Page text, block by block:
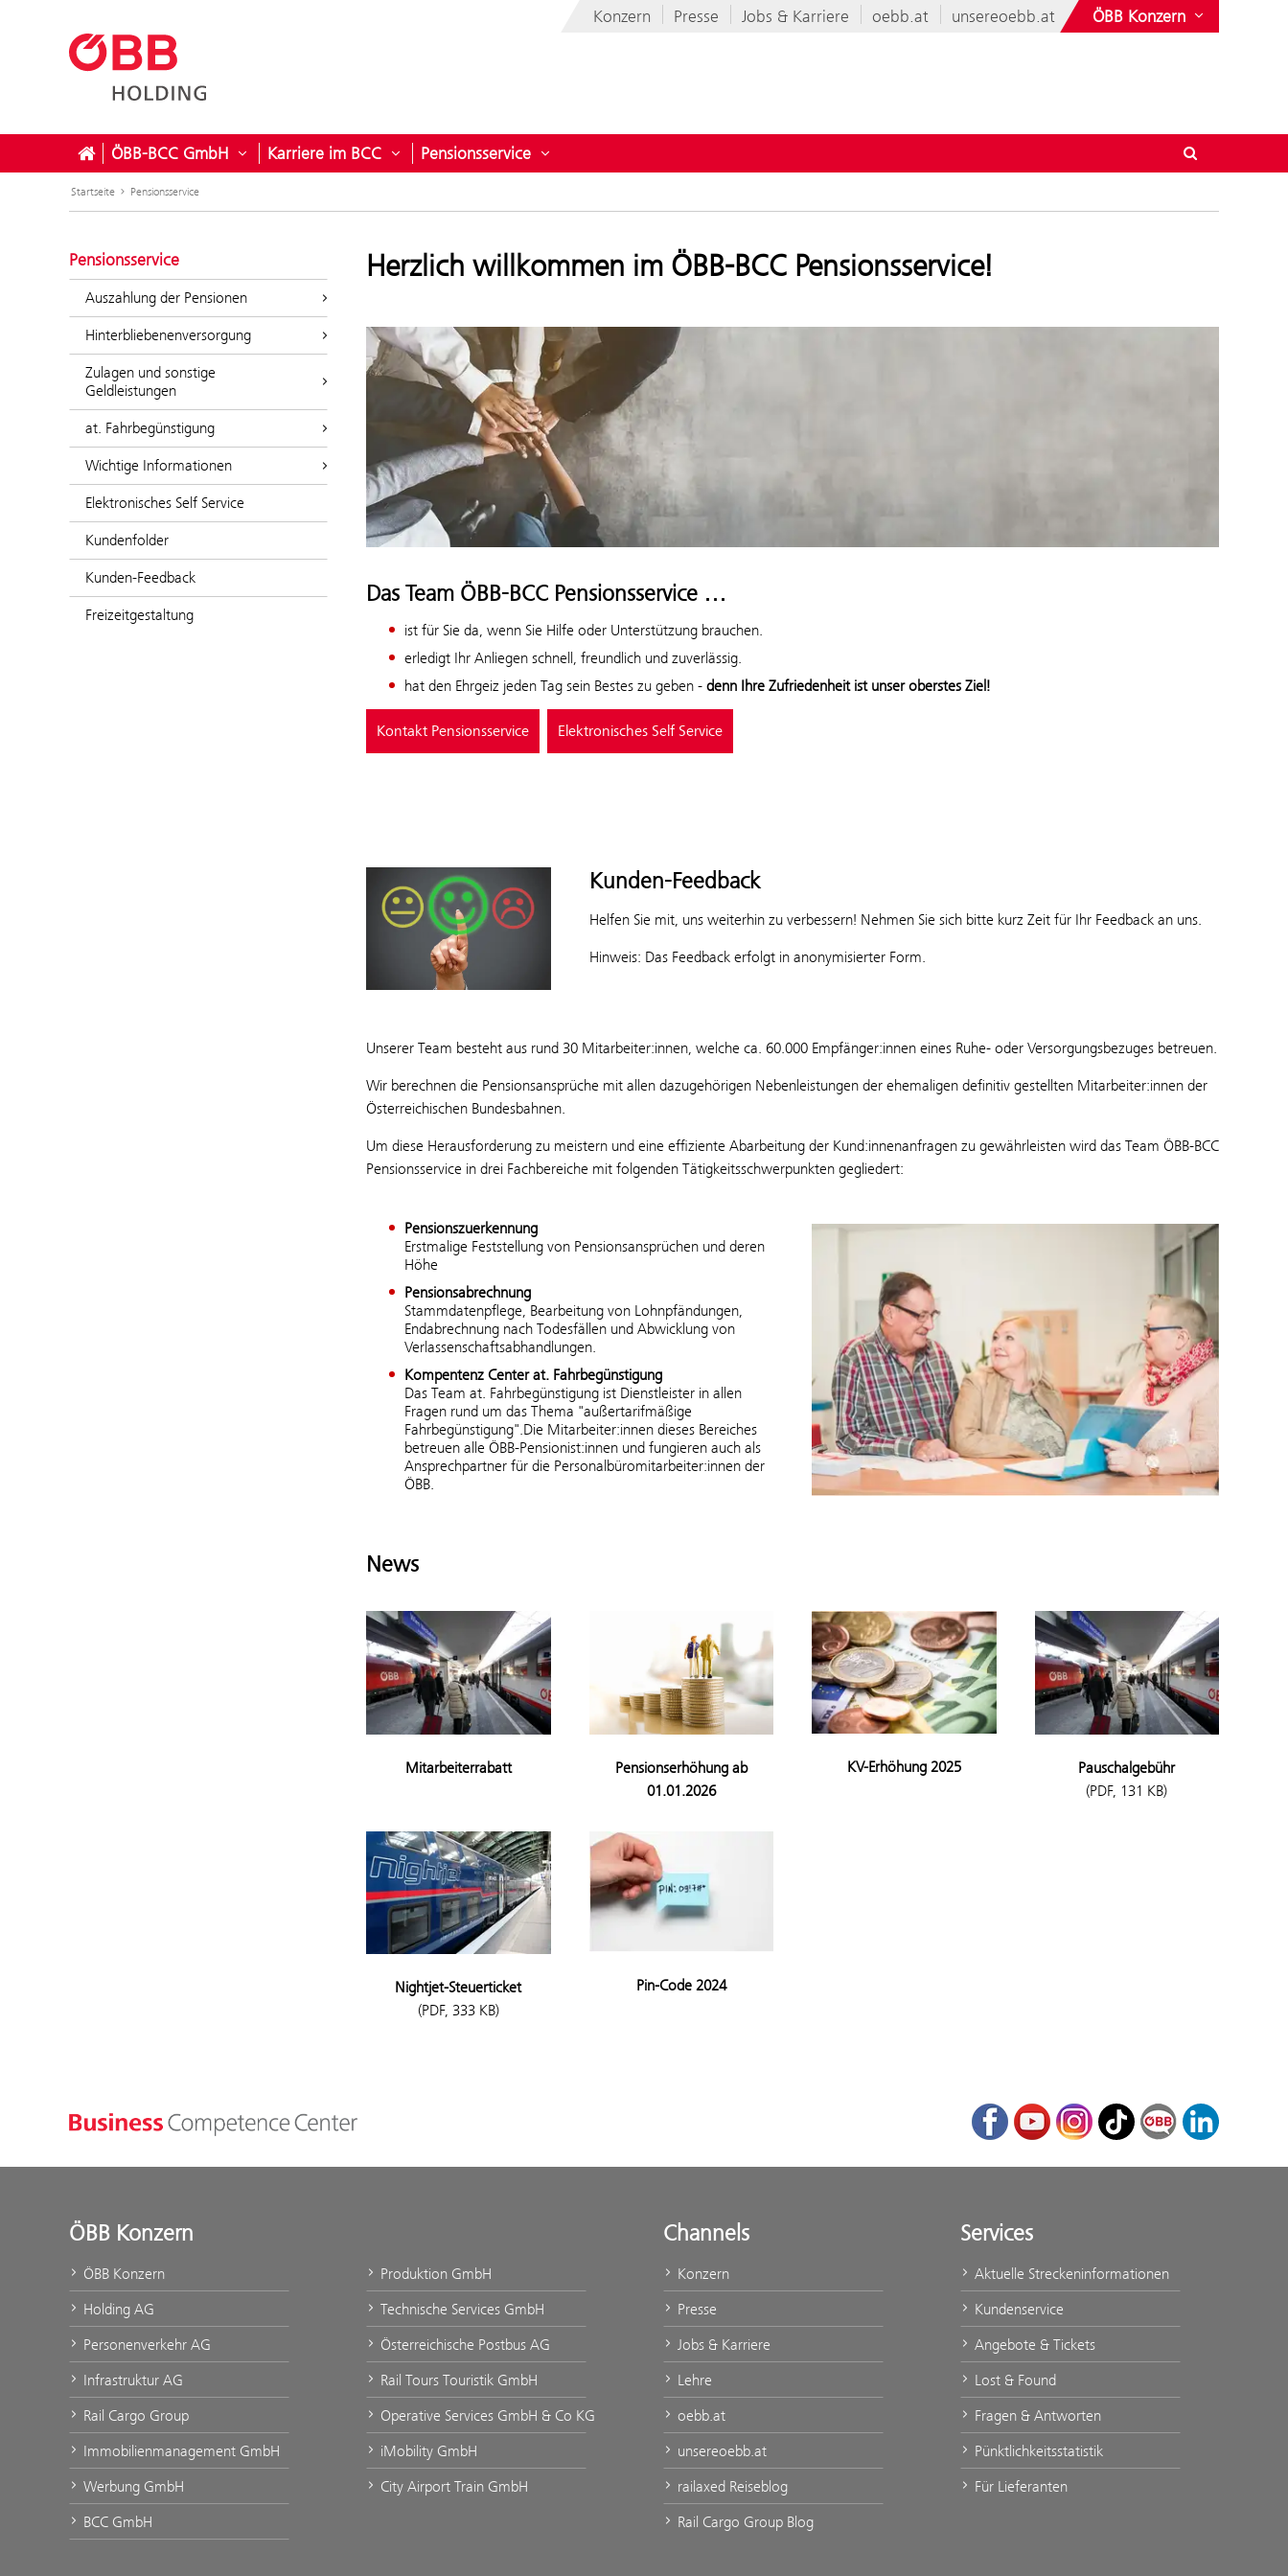
Konzern Presse Jobs & Karriere oebb.at unsereoebb.at ÖBB Konzern
ÖBB-BCC GmbH Untermenü öffnen für ÖBB-BCC GmbH
Karriere im BCC Untermenü öffnen für Karriere im BCC
Pensionsservice Untermenü öffnen für Pensionsservice
Startseite Pensionsservice
Pensionsservice
Auszahlung der Pensionen
Hinterbliebenenversorgung
Zulagen und sonstige
Geldleistungen
at. Fahrbegünstigung
Wichtige Informationen
Elektronisches Self Service
Kundenfolder
Kunden-Feedback
Freizeitgestaltung
Herzlich willkommen im ÖBB-BCC Pensionsservice!
Das Team ÖBB-BCC Pensionsservice …
ist für Sie da, wenn Sie Hilfe oder Unterstützung brauchen.
erledigt Ihr Anliegen schnell, freundlich und zuverlässig.
hat den Ehrgeiz jeden Tag sein Bestes zu geben - denn Ihre Zufriedenheit ist unser oberstes Ziel!
Kontakt Pensionsservice Elektronisches Self Service
Kunden-Feedback
Helfen Sie mit, uns weiterhin zu verbessern! Nehmen Sie sich bitte kurz Zeit für Ihr Feedback an uns.
Hinweis: Das Feedback erfolgt in anonymisierter Form.
Unserer Team besteht aus rund 30 Mitarbeiter:innen, welche ca. 60.000 Empfänger:innen eines Ruhe- oder Versorgungsbezuges betreuen.
Wir berechnen die Pensionsansprüche mit allen dazugehörigen Nebenleistungen der ehemaligen definitiv gestellten Mitarbeiter:innen der
Österreichischen Bundesbahnen.
Um diese Herausforderung zu meistern und eine effiziente Abarbeitung der Kund:innenanfragen zu gewährleisten wird das Team ÖBB-BCC
Pensionsservice in drei Fachbereiche mit folgenden Tätigkeitsschwerpunkten gegliedert:
Pensionszuerkennung
Erstmalige Feststellung von Pensionsansprüchen und deren
Höhe
Pensionsabrechnung
Stammdatenpflege, Bearbeitung von Lohnpfändungen,
Endabrechnung nach Todesfällen und Abwicklung von
Verlassenschaftsabhandlungen.
Kompentenz Center at. Fahrbegünstigung
Das Team at. Fahrbegünstigung ist Dienstleister in allen
Fragen rund um das Thema "außertarifmäßige
Fahrbegünstigung".Die Mitarbeiter:innen dieses Bereiches
betreuen alle ÖBB-Pensionist:innen und fungieren auch als
Ansprechpartner für die Personalbüromitarbeiter:innen der
ÖBB.
News
Mitarbeiterrabatt
Pensionserhöhung ab
01.01.2026
KV-Erhöhung 2025
Pauschalgebühr
(PDF, 131 KB)
Nightjet-Steuerticket
(PDF, 333 KB)
Pin-Code 2024
FacebookYoutubeInstagram
TikTok ÖBB Corporate
LinkedIn
ÖBB Konzern
ÖBB Konzern
Holding AG
Personenverkehr AG
Infrastruktur AG
Rail Cargo Group
Immobilienmanagement GmbH
Werbung GmbH
BCC GmbH
Produktion GmbH
Technische Services GmbH
Österreichische Postbus AG
Rail Tours Touristik GmbH
Operative Services GmbH & Co KG
iMobility GmbH
City Airport Train GmbH
Channels
Konzern
Presse
Jobs & Karriere
Lehre
oebb.at
unsereoebb.at
railaxed Reiseblog
Rail Cargo Group Blog
Services
Aktuelle Streckeninformationen
Kundenservice
Angebote & Tickets
Lost & Found
Fragen & Antworten
Pünktlichkeitsstatistik
Für Lieferanten